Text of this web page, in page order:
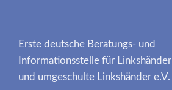
Erste deutsche Beratungs- und
Informationsstelle für Linkshänder
und umgeschulte Linkshänder e.V.